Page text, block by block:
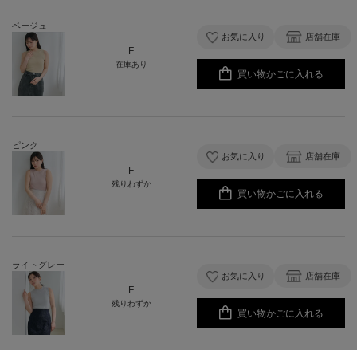
ベージュ
F
在庫あり
お気に入り 店舗在庫
買い物かごに入れる
ピンク
F
残りわずか
お気に入り 店舗在庫
買い物かごに入れる
ライトグレー
F
残りわずか
お気に入り 店舗在庫
買い物かごに入れる